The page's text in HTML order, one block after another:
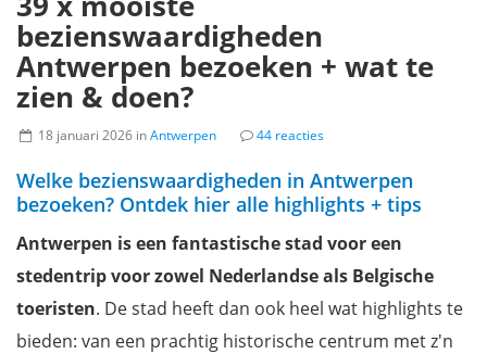
bezienswaardigheden
Antwerpen bezoeken + wat te
zien & doen?
18 januari 2026 inAntwerpen 44 reacties
Welke bezienswaardigheden in Antwerpen
bezoeken? Ontdek hier alle highlights + tips
Antwerpen is een fantastische stad voor een
stedentrip voor zowel Nederlandse als Belgische
toeristen. De stad heeft dan ook heel wat highlights te
bieden: van een prachtig historische centrum met z'n